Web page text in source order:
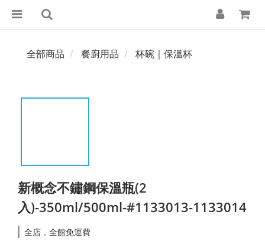
全部商品 餐廚用品 杯碗｜保溫杯
新概念不鏽鋼保溫瓶(2
入)-350ml/500ml-#1133013-1133014
全店，全館免運費